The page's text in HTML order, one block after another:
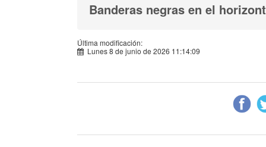
Banderas negras en el
Última modificación:
Lunes 8 de junio de 2026 11:14:09